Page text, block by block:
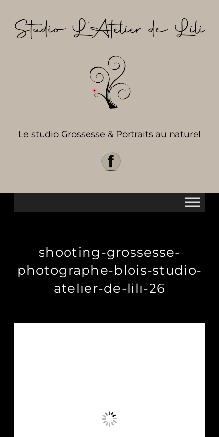
contenu
Studio L’Atelier de Lili
Le studio Grossesse & Portraits au naturel
shooting-grossesse-
photographe-blois-studio-
atelier-de-lili-26